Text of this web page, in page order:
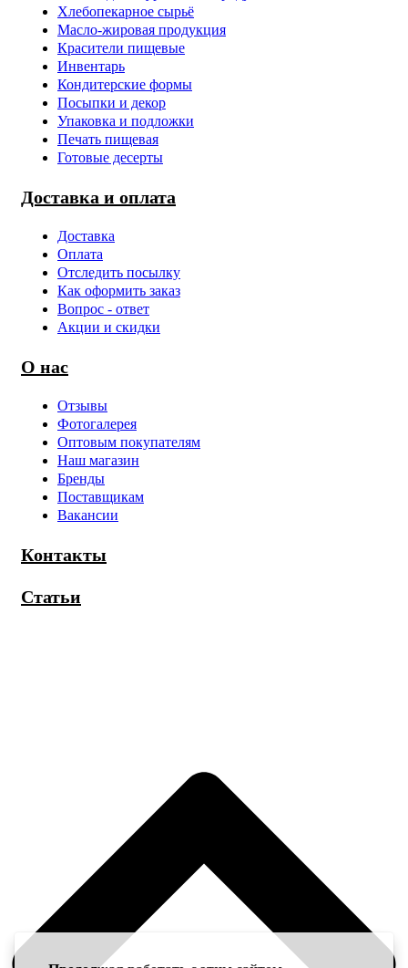
Хлебопекарное сырьё
Масло-жировая продукция
Красители пищевые
Инвентарь
Кондитерские формы
Посыпки и декор
Упаковка и подложки
Печать пищевая
Готовые десерты
Доставка и оплата
Доставка
Оплата
Отследить посылку
Как оформить заказ
Вопрос - ответ
Акции и скидки
О нас
Отзывы
Фотогалерея
Оптовым покупателям
Наш магазин
Бренды
Поставщикам
Вакансии
Контакты
Статьи